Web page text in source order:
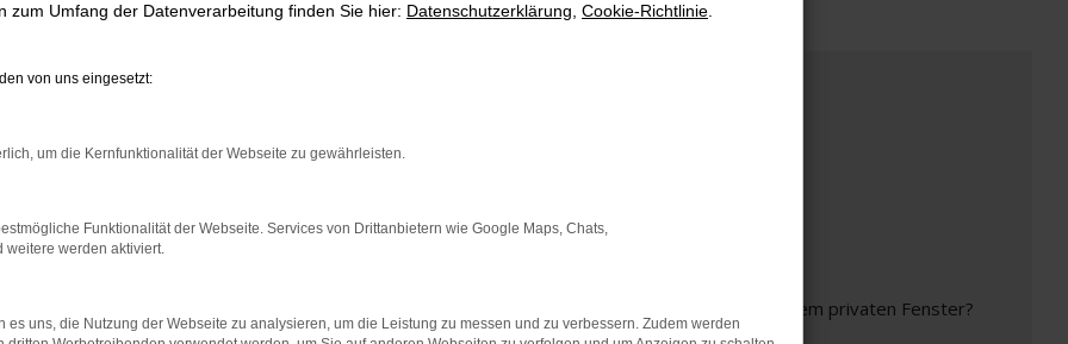
bestimmter Seiten verhindern. Funktioniert die Seite in einem anderen Browser oder in einem privaten Fenster?
zum Umfang der Datenverarbeitung finden Sie hier: Datenschutzerklärung Cookie-Richtlinie
von uns eingesetzt:
um die Kernfunktionalität der Webseite zu gewährleisten.
Funktionalität der Webseite. Services von Drittanbietern wie Google Maps, Chats,
weitere werden aktiviert.
es uns, die Nutzung der Webseite zu analysieren, um die Leistung zu messen und zu verbessern. Zudem werden